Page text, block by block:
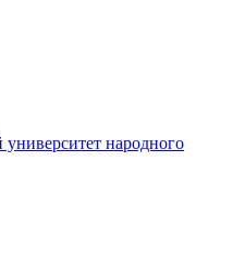
университет народного